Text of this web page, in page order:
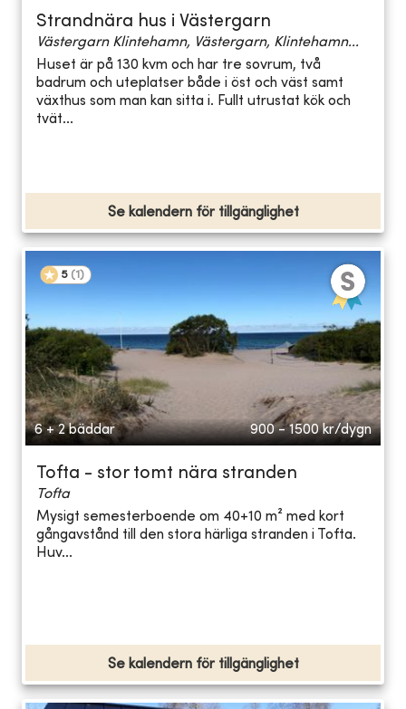
Strandnära hus i Västergarn
Västergarn Klintehamn, Västergarn, Klintehamn...
Huset är på 130 kvm och har tre sovrum, två
badrum och uteplatser både i öst och väst samt
växthus som man kan sitta i. Fullt utrustat kök och
tvät...
Se kalendern för tillgänglighet
5 (1 )
6 + 2 bäddar 900 - 1500 kr/dygn
Tofta - stor tomt nära stranden
Tofta
Mysigt semesterboende om 40+10 m² med kort
gångavstånd till den stora härliga stranden i Tofta.
Huv...
Se kalendern för tillgänglighet